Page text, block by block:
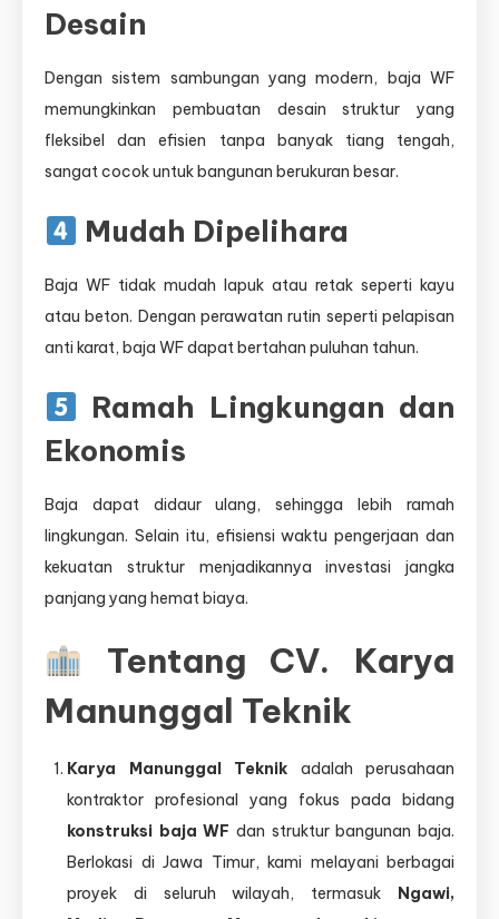
Desain
Dengan sistem sambungan yang modern, baja WF
memungkinkan pembuatan desain struktur yang
fleksibel dan efisien tanpa banyak tiang tengah,
sangat cocok untuk bangunan berukuran besar.
Mudah Dipelihara
Baja WF tidak mudah lapuk atau retak seperti kayu
atau beton. Dengan perawatan rutin seperti pelapisan
anti karat, baja WF dapat bertahan puluhan tahun.
Ramah Lingkungan dan
Ekonomis
Baja dapat didaur ulang, sehingga lebih ramah
lingkungan. Selain itu, efisiensi waktu pengerjaan dan
kekuatan struktur menjadikannya investasi jangka
panjang yang hemat biaya.
Tentang CV. Karya
Manunggal Teknik
Karya Manunggal Teknik adalah perusahaan
kontraktor profesional yang fokus pada bidang
konstruksi baja WF dan struktur bangunan baja.
Berlokasi di Jawa Timur, kami melayani berbagai
proyek di seluruh wilayah, termasuk Ngawi,